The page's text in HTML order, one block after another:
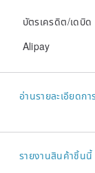
บัตรเครดิต/เดบิด
Alipay
อ่านรายละเอียดก
รายงานสินค้าชิ้นนี้